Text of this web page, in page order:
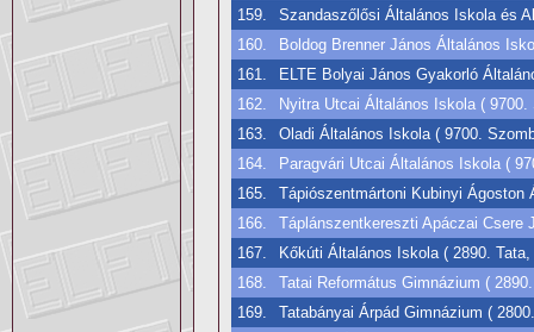
159.
Szandaszőlősi Általános Iskola és
160.
Boldog Brenner János Általános
161.
ELTE Bolyai János Gyakorló
162.
Nyitra Utcai Általános Iskola (
163.
Oladi Általános Iskola ( 9700.
164.
Paragvári Utcai Általános Iskola (
165.
Tápiószentmártoni Kubinyi Ágoston
166.
Táplánszentkereszti Apáczai Csere
167.
Kőkúti Általános Iskola ( 2890.
168.
Tatai Református Gimnázium (
169.
Tatabányai Árpád Gimnázium (